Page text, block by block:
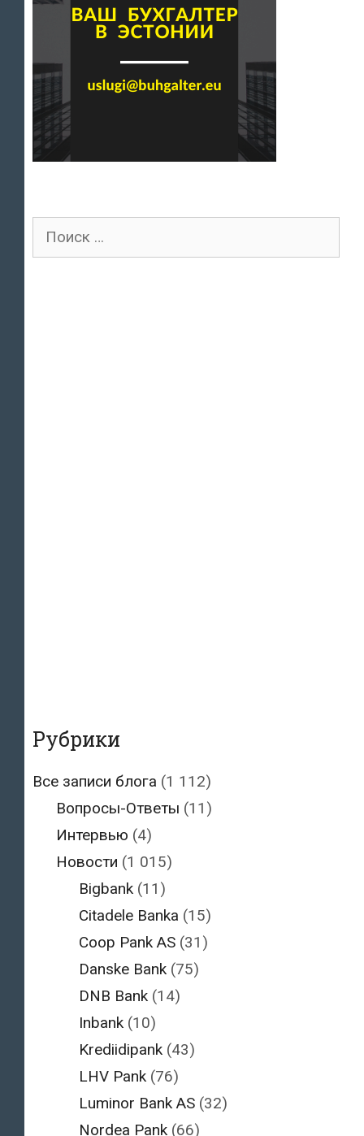
Поиск
Рубрики
Все записи блога (1 112)
Вопросы-Ответы (11)
Интервью (4)
Новости (1 015)
Bigbank (11)
Citadele Banka (15)
Coop Pank AS (31)
Danske Bank (75)
DNB Bank (14)
Inbank (10)
Krediidipank (43)
LHV Pank (76)
Luminor Bank AS (32)
Nordea Pank (66)